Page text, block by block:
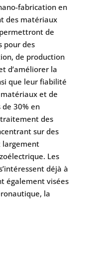
fabrication en
des matériaux
de
pour des
de production
d’améliorer la
que leur fiabilité
et de
30% en
des
sur des
largement
Les
déjà à
également visées
la